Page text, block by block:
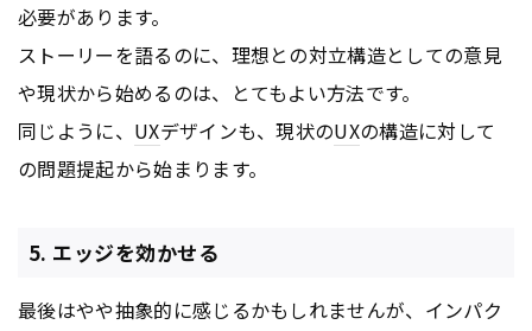
必要があります。
ストーリーを語るのに、理想との対立構造としての意見
や現状から始めるのは、とてもよい方法です。
同じように、 UXデザインも、現状のUXの構造に対して
の問題提起から始まります。
5. エッジを効かせる
最後はやや抽象的に感じるかもしれませんが、インパク